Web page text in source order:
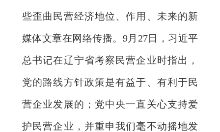
些歪曲民营经济地位、作用、未来的新
媒体文章在网络传播。9月27日，习近平
总书记在辽宁省考察民营企业时指出，
党的路线方针政策是有益于、有利于民
营企业发展的；党中央一直关心支持爱
护民营企业，并重申我们毫不动摇地发